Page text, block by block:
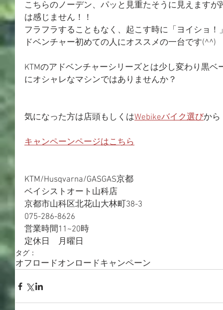
こちらのノーデン、パッと見重たそうに見えます
は感じません！！
フラフラすることもなく、起こす時に「ヨイショ
ドベンチャー初めての人にオススメの一台です(⁠^⁠^⁠)
KTMのアドベンチャーシリーズとは少し変わり黒
にオシャレなマシンではありませんか？
気になった方は店頭もしくはWebikeバイク選びから
キャンペーンページはこちら
KTM/Husqvarna/GASGAS京都
ベイシストオート山科店
京都市山科区北花山大林町38-3
075-286-8626
営業時間11~20時
定休日　月曜日
タグ：
オフロードオンロードキャンペーン